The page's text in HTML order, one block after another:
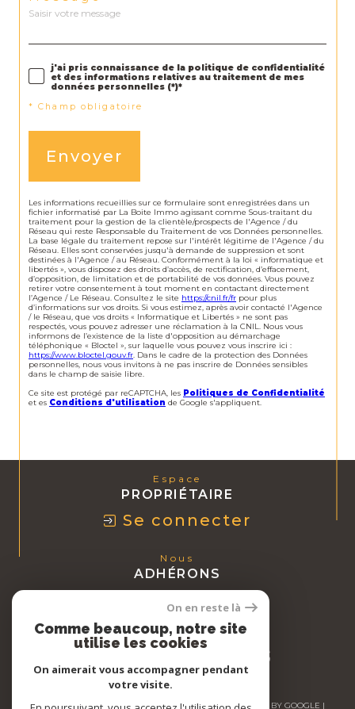
j'ai pris connaissance de la politique de confidentialité
et des informations relatives au traitement de mes
données personnelles (*)*
* Champ obligatoire
Envoyer
Les informations recueillies sur ce formulaire sont enregistrées dans un
fichier informatisé par La Boite Immo agissant comme Sous-traitant du
traitement pour la gestion de la clientèle/prospects de l'Agence / du
Réseau qui reste Responsable du Traitement de vos Données personnelles.
La base légale du traitement repose sur l'intérêt légitime de l'Agence / du
Réseau. Elles sont conservées jusqu'à demande de suppression et sont
destinées à l'Agence / au Réseau. Conformément à la loi « informatique et
libertés », vous disposez des droits d’accès, de rectification, d’effacement,
d’opposition, de limitation et de portabilité de vos données. Vous pouvez
retirer votre consentement à tout moment en contactant directement
l’Agence / Le Réseau. Consultez le site https://cnil.fr/fr pour plus
d’informations sur vos droits. Si vous estimez, après avoir contacté l'Agence
/ le Réseau, que vos droits « Informatique et Libertés » ne sont pas
respectés, vous pouvez adresser une réclamation à la CNIL. Nous vous
informons de l’existence de la liste d'opposition au démarchage
téléphonique « Bloctel », sur laquelle vous pouvez vous inscrire ici :
https://www.bloctel.gouv.fr . Dans le cadre de la protection des Données
personnelles, nous vous invitons à ne pas inscrire de Données sensibles
dans le champ de saisie libre.
Ce site est protégé par reCAPTCHA, les Politiques de Confidentialité
et es Conditions d'utilisation de Google s'appliquent.
Espace
PROPRIÉTAIRE
Se connecter
Nous
ADHÉRONS
© 2026 | TOUS DROITS RÉSERVÉS | TRADUCTION POWERED BY GOOGLE |
On en reste là
Comme beaucoup, notre site
utilise les cookies
On aimerait vous accompagner pendant
votre visite.